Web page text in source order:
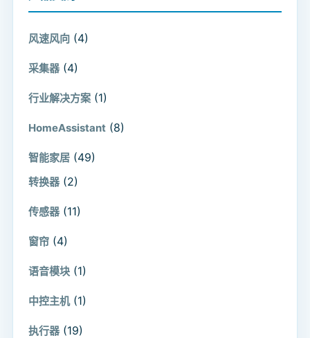
风速风向 (4)
采集器 (4)
行业解决方案 (1)
HomeAssistant (8)
智能家居 (49)
转换器 (2)
传感器 (11)
窗帘 (4)
语音模块 (1)
中控主机 (1)
执行器 (19)